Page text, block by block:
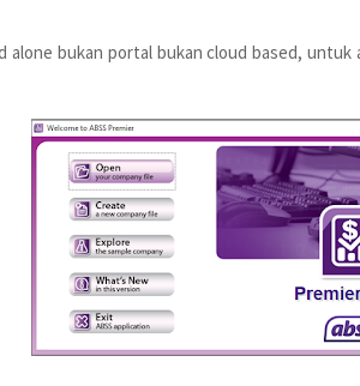
alone bukan portal bukan cloud based, untuk